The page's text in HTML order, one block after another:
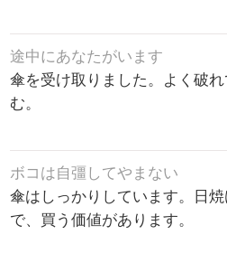
途中にあなたがいます
傘を受け取りました。よく破
む。
ボコは自彊してやまない
傘はしっかりしています。日
で、買う価値があります。